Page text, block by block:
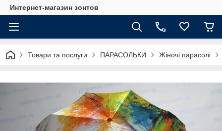
Интернет-магазин зонтов
Товари та послуги ПАРАСОЛЬКИ Жіночі парасолі